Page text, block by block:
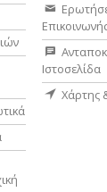
Ιστοσελίδα
Χάρτης